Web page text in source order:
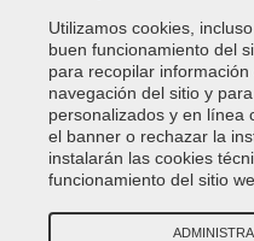
Código de Color
Código de
JAVA BLUE
Código de Color
Código de
JEANS BLUE
Utilizamos cookies,
buen funcionamiento del
para recopilar
navegación del sitio y
personalizados y en línea
el banner o rechazar la
instalarán las cookies
funcionamiento del sitio